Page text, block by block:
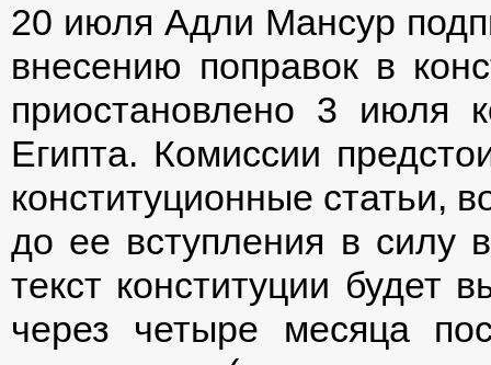
20 июля Адли Мансур
внесению поправок в
приостановлено 3 июля
Египта. Комиссии
конституционные статьи,
до ее вступления в силу
текст конституции
через четыре месяца